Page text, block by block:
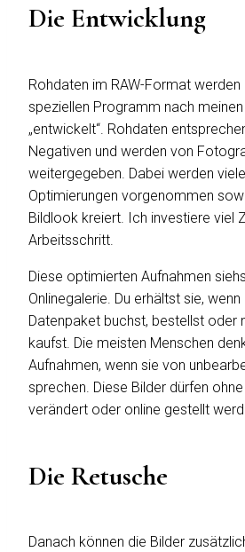
Die Entwicklung
Rohdaten im RAW-Format werden
speziellen Programm nach
„entwickelt“. Rohdaten
Negativen und werden von
weitergegeben. Dabei werden
Optimierungen vorgenommen
Bildlook kreiert. Ich investiere viel
Arbeitsschritt.
Diese optimierten Aufnahmen
Onlinegalerie. Du erhältst sie,
Datenpaket buchst, bestellst oder
kaufst. Die meisten Menschen
Aufnahmen, wenn sie von
sprechen. Diese Bilder dürfen
verändert oder online gestellt
Die Retusche
Danach können die Bilder